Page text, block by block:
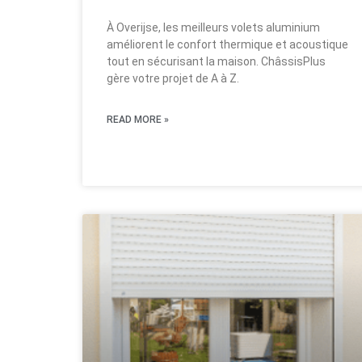
À Overijse, les meilleurs volets aluminium
améliorent le confort thermique et acoustique
tout en sécurisant la maison. ChâssisPlus
gère votre projet de A à Z.
READ MORE »